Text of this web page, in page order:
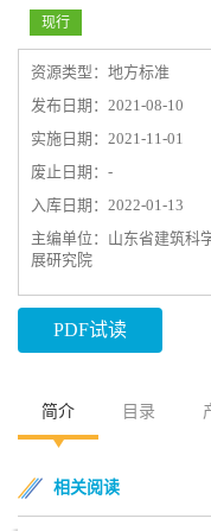
现行
资源类型：地方标准
发布日期：2021-08-10
实施日期：2021-11-01
废止日期：-
入库日期：2022-01-13
主编单位：山东省建筑科
展研究院
PDF试读
简介 目录
相关阅读